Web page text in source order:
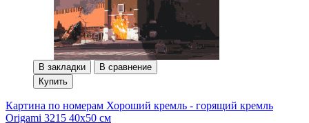
В закладки
В сравнение
Купить
Картина по номерам Хороший кремль - горящий кремль
Origami 3215 40x50 см